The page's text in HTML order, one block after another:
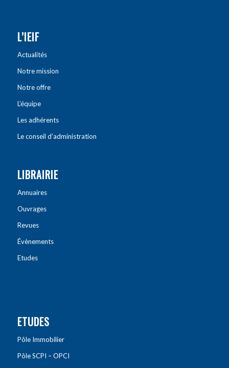
L’IEIF
Actualités
Notre mission
Notre offre
L’équipe
Les adhérents
Le conseil d’administration
LIBRAIRIE
Annuaires
Ouvrages
Revues
Évènements
Etudes
ETUDES
Pôle Immobilier
Pôle SCPI – OPCI